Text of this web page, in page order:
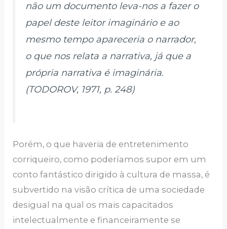
não um documento leva-nos a fazer o
papel deste leitor imaginário e ao
mesmo tempo apareceria o narrador,
o que nos relata a narrativa, já que a
própria narrativa é imaginária.
(TODOROV, 1971, p. 248)
Porém, o que haveria de entretenimento
corriqueiro, como poderíamos supor em um
conto fantástico dirigido à cultura de massa, é
subvertido na visão crítica de uma sociedade
desigual na qual os mais capacitados
intelectualmente e financeiramente se